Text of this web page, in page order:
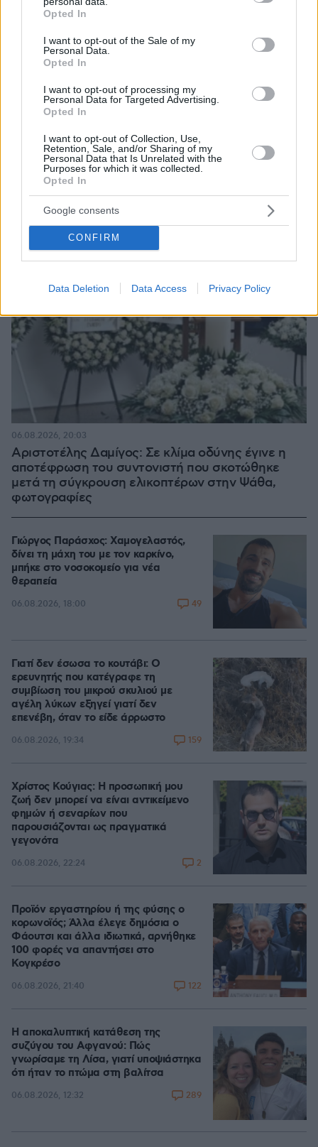
grant or deny consent to Google and its third-party tags to
use your data for below specified purposes in below Google
consent section.
Opted In
I want to opt-out of the Sale of my
Personal Data.
Opted In
I want to opt-out of processing my
Personal Data for Targeted Advertising.
Opted In
I want to opt-out of Collection, Use,
Retention, Sale, and/or Sharing of my
Personal Data that Is Unrelated with the
Purposes for which it was collected.
Opted In
Google consents
CONFIRM
Data Deletion Data Access Privacy Policy
Πώς έγινε η τραγωδία με την νεκρή μητέρα στα
πνίγηκε, τα παιδιά φώναζαν για βοήθεια
06.08.2026, 21:23
Αριστοτέλης Δαμίγος: Σε κλίμα οδύνης έγινε η
αποτέφρωση του συντονιστή που σκοτώθηκε
μετά τη σύγκρουση ελικοπτέρων στην Ψάθα,
φωτογραφίες
06.08.2026, 20:03
Γιώργος Παράσχος: Χαμογελαστός,
δίνει τη μάχη του με τον καρκίνο,
μπήκε στο νοσοκομείο για νέα
θεραπεία
06.08.2026, 18:00 49
Γιατί δεν έσωσα το κουτάβι: Ο
ερευνητής που κατέγραφε τη
συμβίωση του μικρού σκυλιού με
αγέλη λύκων εξηγεί γιατί δεν
επενέβη, όταν το είδε άρρωστο
06.08.2026, 19:34 159
Χρίστος Κούγιας: Η προσωπική μου
ζωή δεν μπορεί να είναι αντικείμενο
φημών ή σεναρίων που
παρουσιάζονται ως πραγματικά
γεγονότα
06.08.2026, 22:24 2
Προϊόν εργαστηρίου ή της φύσης ο
κορωνοϊός; Άλλα έλεγε δημόσια ο
Φάουτσι και άλλα ιδιωτικά, αρνήθηκε
100 φορές να απαντήσει στο
Κογκρέσο
06.08.2026, 21:40 122
Η αποκαλυπτική κατάθεση της
συζύγου του Αφγανού: Πώς
γνωρίσαμε τη Λίσα, γιατί υποψιάστηκα
ότι ήταν το πτώμα στη βαλίτσα
06.08.2026, 12:32 289